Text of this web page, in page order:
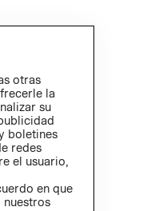
otras
la
su
boletines
redes
el usuario,
en que